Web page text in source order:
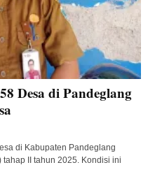
Desa di Pandeglang
di Kabupaten Pandeglang
II tahun 2025. Kondisi ini